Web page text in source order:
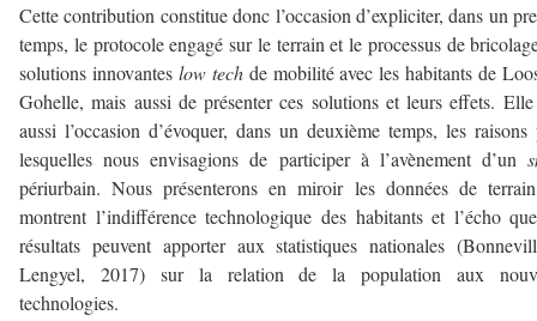
Cette contribution constitue donc l’occasion d’expliciter, dans un
temps, le protocole engagé sur le terrain et le processus de
solutions innovantes low techde mobilité avec les habitants de
Gohelle, mais aussi de présenter ces solutions et leurs effets. Elle
aussi l’occasion d’évoquer, dans un deuxième temps, les raisons
lesquelles nous envisagions de participer à l’avènement d’un
périurbain. Nous présenterons en miroir les données de
montrent l’indifférence technologique des habitants et l’écho
résultats peuvent apporter aux statistiques nationales
Lengyel, 2017) sur la relation de la population aux
technologies.